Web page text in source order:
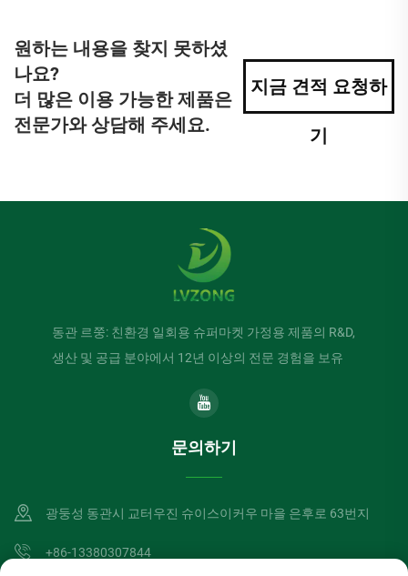
원하는 내용을 찾지 못하셨
나요?
더 많은 이용 가능한 제품은
전문가와 상담해 주세요.
지금 견적 요청하
기
동관 르쭝: 친환경 일회용 슈퍼마켓 가정용 제품의 R&D,
생산 및 공급 분야에서 12년 이상의 전문 경험을 보유
문의하기
광둥성 동관시 교터우진 슈이스이커우 마을 은후로 63번지
+86-13380307844